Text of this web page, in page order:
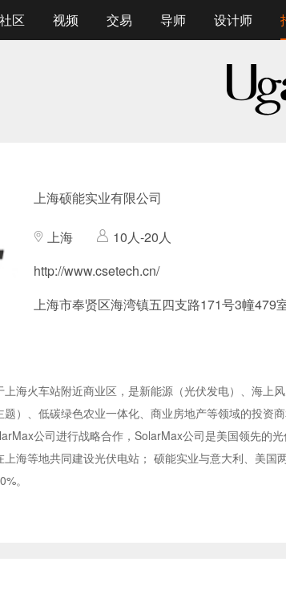
社区 视频 交易 导师 设计师
上海硕能实业有限公司
上海
10人-20人
http://www.csetech.cn/
上海市奉贤区海湾镇五四支路171号3幢479
海火车站附近商业区，是新能源（光伏发电）、海
）、低碳绿色农业一体化、商业房地产等领域的投
公司进行战略合作，SolarMax公司是美国领先的
海等地共同建设光伏电站； 硕能实业与意大利、美
。